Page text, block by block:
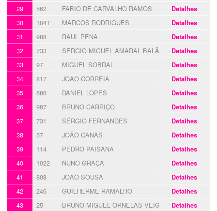
29 562 FABIO DE CARVALHO RAMOS Detalhes
30 1041 MARCOS RODRIGUES Detalhes
31 988 RAUL PENA Detalhes
32 733 SERGIO MIGUEL AMARAL BALÃO Detalhes
33 97 MIGUEL SOBRAL Detalhes
34 817 JOAO CORREIA Detalhes
35 686 DANIEL LOPES Detalhes
36 987 BRUNO CARRIÇO Detalhes
37 731 SÉRGIO FERNANDES Detalhes
38 57 JOÃO CANAS Detalhes
39 114 PEDRO PAISANA Detalhes
40 1022 NUNO GRAÇA Detalhes
41 808 JOAO SOUSA Detalhes
42 246 GUILHERME RAMALHO Detalhes
43 25 BRUNO MIGUEL ORNELAS VEIGA Detalhes